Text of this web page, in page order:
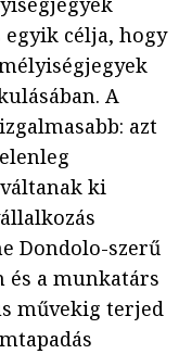
célja, hogy
A
azt
ki
Dondolo-szerű
és a munkatárs
művekig terjed